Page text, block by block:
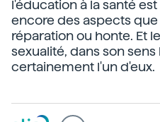
l'éducation à la santé
encore des aspects
réparation ou honte. Et
sexualité, dans son
certainement l'un d'eux.